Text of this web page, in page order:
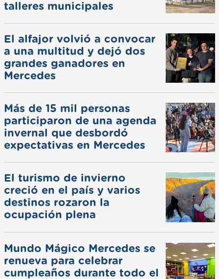
talleres municipales
El alfajor volvió a convocar
a una multitud y dejó dos
grandes ganadores en
Mercedes
Más de 15 mil personas
participaron de una agenda
invernal que desbordó
expectativas en Mercedes
El turismo de invierno
creció en el país y varios
destinos rozaron la
ocupación plena
Mundo Mágico Mercedes se
renueva para celebrar
cumpleaños durante todo el